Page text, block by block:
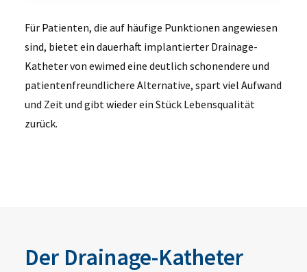
Für Patienten, die auf häufige Punktionen angewiesen
sind, bietet ein dauerhaft implantierter Drainage-
Katheter von ewimed eine deutlich schonendere und
patientenfreundlichere Alternative, spart viel Aufwand
und Zeit und gibt wieder ein Stück Lebensqualität
zurück.
Der Drainage-Katheter